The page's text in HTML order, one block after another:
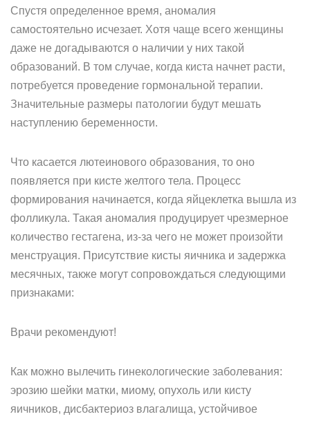
Спустя определенное время, аномалия
самостоятельно исчезает. Хотя чаще всего женщины
даже не догадываются о наличии у них такой
образований. В том случае, когда киста начнет расти,
потребуется проведение гормональной терапии.
Значительные размеры патологии будут мешать
наступлению беременности.
Что касается лютеинового образования, то оно
появляется при кисте желтого тела. Процесс
формирования начинается, когда яйцеклетка вышла из
фолликула. Такая аномалия продуцирует чрезмерное
количество гестагена, из-за чего не может произойти
менструация. Присутствие кисты яичника и задержка
месячных, также могут сопровождаться следующими
признаками:
Врачи рекомендуют!
Как можно вылечить гинекологические заболевания:
эрозию шейки матки, миому, опухоль или кисту
яичников, дисбактериоз влагалища, устойчивое